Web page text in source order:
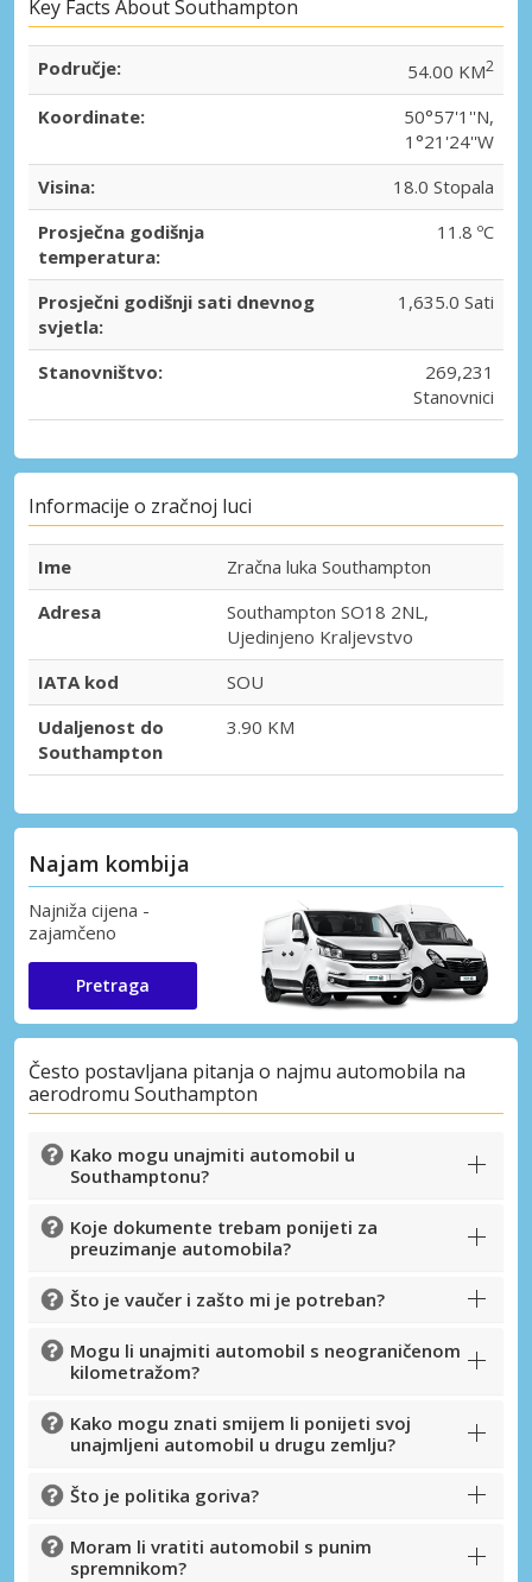
Key Facts About Southampton
Područje: 54.00 KM2
Koordinate:
50°57'1''N,
1°21'24''W
Visina:
18.0 Stopala
Prosječna godišnja
temperatura:
11.8 ºC
Prosječni godišnji sati dnevnog
svjetla:
1,635.0 Sati
Stanovništvo:
269,231
Stanovnici
Informacije o zračnoj luci
Ime
Zračna luka Southampton
Adresa
Southampton SO18 2NL,
Ujedinjeno Kraljevstvo
IATA kod
SOU
Udaljenost do
Southampton
3.90 KM
Najam kombija
Najniža cijena -
zajamčeno
Pretraga
Često postavljana pitanja o najmu automobila na
aerodromu Southampton
Kako mogu unajmiti automobil u
Southamptonu?
Koje dokumente trebam ponijeti za
preuzimanje automobila?
Što je vaučer i zašto mi je potreban?
Mogu li unajmiti automobil s neograničenom
kilometražom?
Kako mogu znati smijem li ponijeti svoj
unajmljeni automobil u drugu zemlju?
Što je politika goriva?
Moram li vratiti automobil s punim
spremnikom?